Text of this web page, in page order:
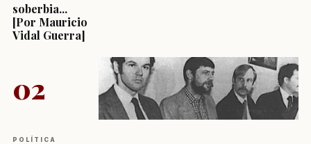
soberbia...
[Por Mauricio
Vidal Guerra]
02
POLÍTICA